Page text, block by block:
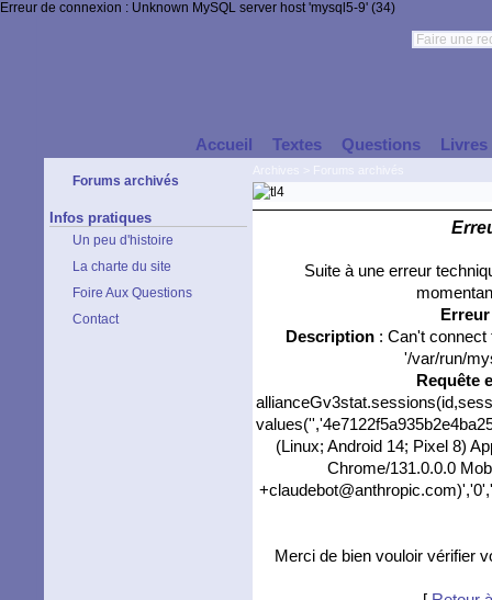
Erreur de connexion : Unknown MySQL server host 'mysql5-9' (34)
Accueil Textes Questions Livres
Forums archivés
Infos pratiques
Un peu d'histoire
La charte du site
Foire Aux Questions
Contact
Suite à une erreur
Description: Can't connect
'/var/run/
Requête
(Linux; Android 14; Pixel 8)
Chrome/131.0.0.0
Merci de bien vouloir vérifier